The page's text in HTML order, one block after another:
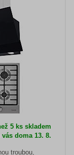
5 ks skladem
vás doma 13. 8.
troubou,